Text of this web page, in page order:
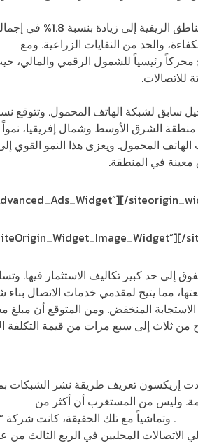
في المناطق الريفية
والحد من النفايات الزراعية. ومع
أن تصبح محركاً رئيسياً للشمول الرقمي
للاتصالات.
لشبكة الهاتف المحمول. وتتوقع نسخة
يمثل نسبة 31% من جميع اتصالات الهاتف المحمول. ويعزى هذا
في المنطقة.
[/
[/
إلى حد كبير تكاليف الاستثمار فيها.
مما يتيح لمقدمي خدمات الاتصال بناء
المنخفض. ومن المتوقع أن مبلغ
من ثلاث إلى سبع مرات من قيمة التكلفة
إريكسون تعريف طريقة نشر
وليس من المستغرب أن أكثر من
. وتماشياً مع تلك الحقيقة، كانت شركة
المحليين في الربع الثالث من عام